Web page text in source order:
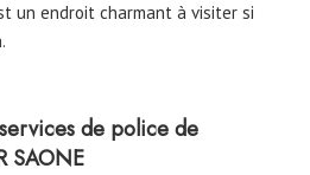
un endroit charmant à visiter si
de police de
SAONE